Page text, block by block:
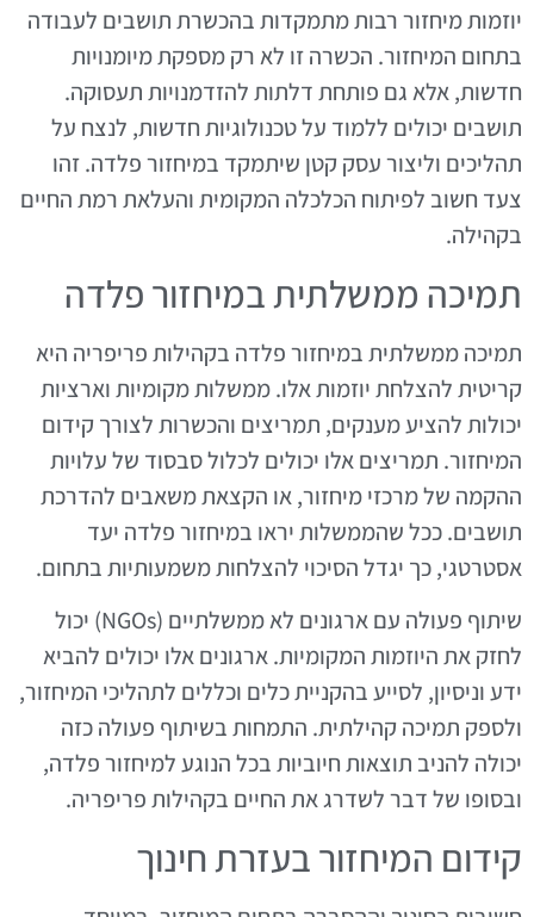
יוזמות מיחזור רבות מתמקדות בהכשרת תושבים לעבודה
בתחום המיחזור. הכשרה זו לא רק מספקת מיומנויות
חדשות, אלא גם פותחת דלתות להזדמנויות תעסוקה.
תושבים יכולים ללמוד על טכנולוגיות חדשות, לנצח על
תהליכים וליצור עסק קטן שיתמקד במיחזור פלדה. זהו
צעד חשוב לפיתוח הכלכלה המקומית והעלאת רמת החיים
בקהילה.
תמיכה ממשלתית במיחזור פלדה
תמיכה ממשלתית במיחזור פלדה בקהילות פריפריה היא
קריטית להצלחת יוזמות אלו. ממשלות מקומיות וארציות
יכולות להציע מענקים, תמריצים והכשרות לצורך קידום
המיחזור. תמריצים אלו יכולים לכלול סבסוד של עלויות
ההקמה של מרכזי מיחזור, או הקצאת משאבים להדרכת
תושבים. ככל שהממשלות יראו במיחזור פלדה יעד
אסטרטגי, כך יגדל הסיכוי להצלחות משמעותיות בתחום.
שיתוף פעולה עם ארגונים לא ממשלתיים (NGOs) יכול
לחזק את היוזמות המקומיות. ארגונים אלו יכולים להביא
ידע וניסיון, לסייע בהקניית כלים וכללים לתהליכי המיחזור,
ולספק תמיכה קהילתית. התמחות בשיתוף פעולה כזה
יכולה להניב תוצאות חיוביות בכל הנוגע למיחזור פלדה,
ובסופו של דבר לשדרג את החיים בקהילות פריפריה.
קידום המיחזור בעזרת חינוך